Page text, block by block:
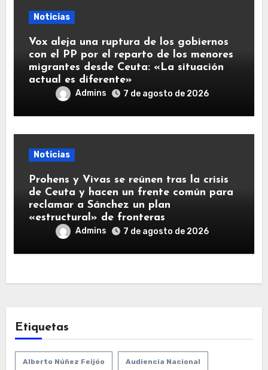
Noticias
Vox aleja una ruptura de los gobiernos
con el PP por el reparto de los menores
migrantes desde Ceuta: «La situación
actual es diferente»
Admins 7 de agosto de 2026
Noticias
Prohens y Vivas se reúnen tras la crisis
de Ceuta y hacen un frente común para
reclamar a Sánchez un plan
«estructural» de fronteras
Admins 7 de agosto de 2026
Etiquetas
Alberto Núñez Feijóo Audiencia Nacional